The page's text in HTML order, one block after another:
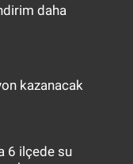
daha
kazanacak
6 ilçede su